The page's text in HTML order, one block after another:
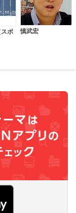
ポ
慎武宏